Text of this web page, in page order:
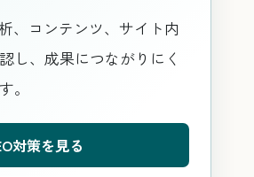
、コンテンツ、サイト内
し、成果につながりにく
。
対策を見る